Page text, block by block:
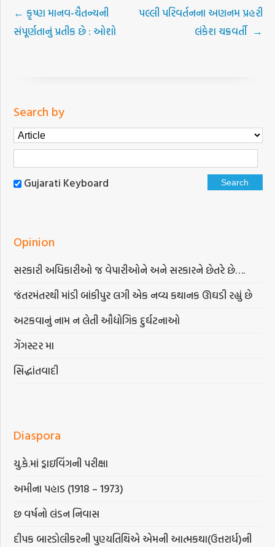
← કૃષ્ણ માનવ-ચૈતન્યની
સંપૂર્ણતાનું પ્રતીક છે : ઓશો
પલ્લી પરિવર્તનના અણનમ પ્રહરી
લંકેશ ચક્રવર્તી →
Search by
Gujarati Keyboard
Opinion
સરકારી અધિકારીઓ જ વેપારીઓને અને સરકારને છેતરે છે….
જંતરમંતરથી માંડી બાંકીપુર લગી એક નવ્ય કથાનક ઊઘડી રહ્યું છે
અટકવાનું નામ ન લેતી ઔદ્યોગિક દુર્ઘટનાઓ
ગેંગસ્ટર મા
સિદ્ધાંતવાદી
Diaspora
યુ.કે.માં ડ્રાઇવિંગની પરીક્ષા
અમીના પહાડ (1918 – 1973)
છ વર્ષનો લંડન નિવાસ
દીપક બારડોલીકરની પુણ્યતિથિએ એમની આત્મકથા(ઉત્તરાર્ધ)ની